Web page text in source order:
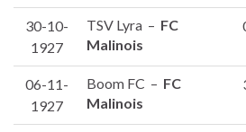
30-10-
1927
TSV Lyra – FC
Malinois
06-11-
1927
Boom FC – FC
Malinois